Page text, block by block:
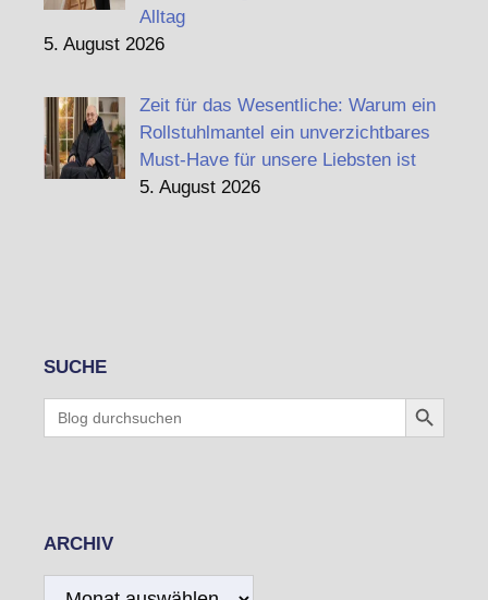
Alltag
5. August 2026
Zeit für das Wesentliche: Warum ein
Rollstuhlmantel ein unverzichtbares
Must-Have für unsere Liebsten ist
5. August 2026
SUCHE
for:
Search Button
ARCHIV
Archiv